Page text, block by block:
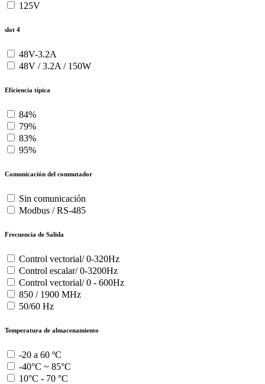
125V
slot 4
48V-3.2A
48V / 3.2A / 150W
Eficiencia típica
84%
79%
83%
95%
Comunicación del conmutador
Sin comunicación
Modbus / RS-485
Frecuencia de Salida
Control vectorial/ 0-320Hz
Control escalar/ 0-3200Hz
Control vectorial/ 0 - 600Hz
850 / 1900 MHz
50/60 Hz
Temperatura de almacenamiento
-20 a 60 ºC
-40°C ~ 85°C
10°C - 70 °C